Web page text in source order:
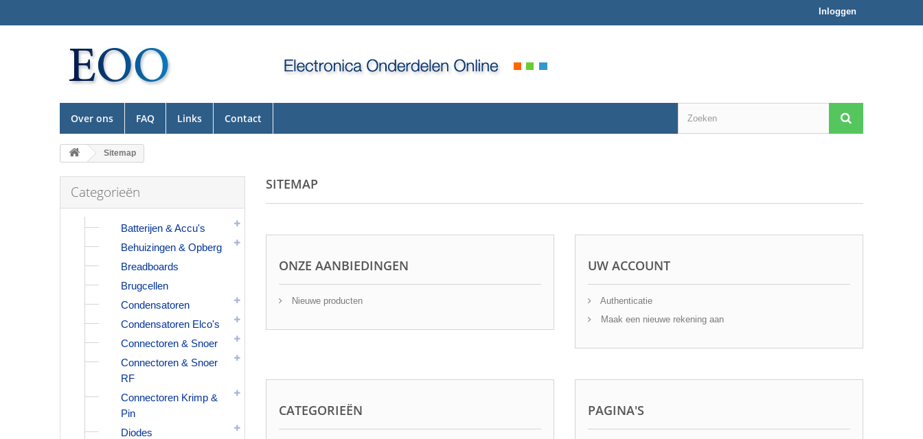
Inloggen
Over ons FAQ Links Contact
Sitemap
Categorieën
Batterijen & Accu's
Behuizingen & Opberg
Breadboards
Brugcellen
Condensatoren
Condensatoren Elco's
Connectoren & Snoer
Connectoren & Snoer
RF
Connectoren Krimp &
Pin
Diodes
SITEMAP
ONZE AANBIEDINGEN
Nieuwe producten
UW ACCOUNT
Authenticatie
Maak een nieuwe rekening aan
CATEGORIEËN PAGINA'S